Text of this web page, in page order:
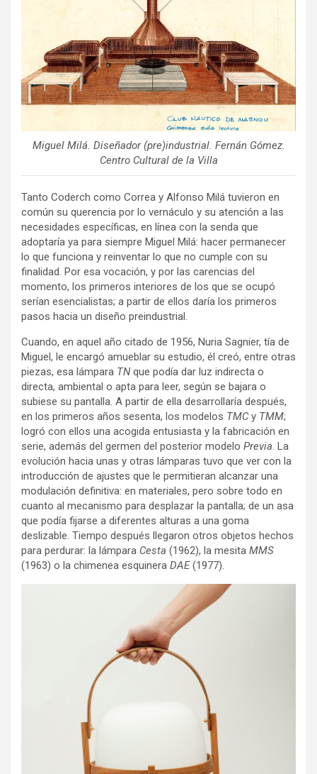
Miguel Milá. Diseñador (pre)industrial. Fernán Gómez.
Centro Cultural de la Villa
Tanto Coderch como Correa y Alfonso Milá tuvieron en
común su querencia por lo vernáculo y su atención a las
necesidades específicas, en línea con la senda que
adoptaría ya para siempre Miguel Milá: hacer permanecer
lo que funciona y reinventar lo que no cumple con su
finalidad. Por esa vocación, y por las carencias del
momento, los primeros interiores de los que se ocupó
serían esencialistas; a partir de ellos daría los primeros
pasos hacia un diseño preindustrial.
Cuando, en aquel año citado de 1956, Nuria Sagnier, tía de
Miguel, le encargó amueblar su estudio, él creó, entre otras
piezas, esa lámpara TNque podía dar luz indirecta o
directa, ambiental o apta para leer, según se bajara o
subiese su pantalla. A partir de ella desarrollaría después,
en los primeros años sesenta, los modelos TMCy TMM;
logró con ellos una acogida entusiasta y la fabricación en
serie, además del germen del posterior modelo Previa. La
evolución hacia unas y otras lámparas tuvo que ver con la
introducción de ajustes que le permitieran alcanzar una
modulación definitiva: en materiales, pero sobre todo en
cuanto al mecanismo para desplazar la pantalla; de un asa
que podía fijarse a diferentes alturas a una goma
deslizable. Tiempo después llegaron otros objetos hechos
para perdurar: la lámpara Cesta (1962), la mesita MMS
(1963) o la chimenea esquinera DAE(1977).